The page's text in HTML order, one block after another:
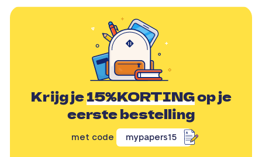
Krijg je15%KORTINGop je
eerste bestelling
met code mypapers15